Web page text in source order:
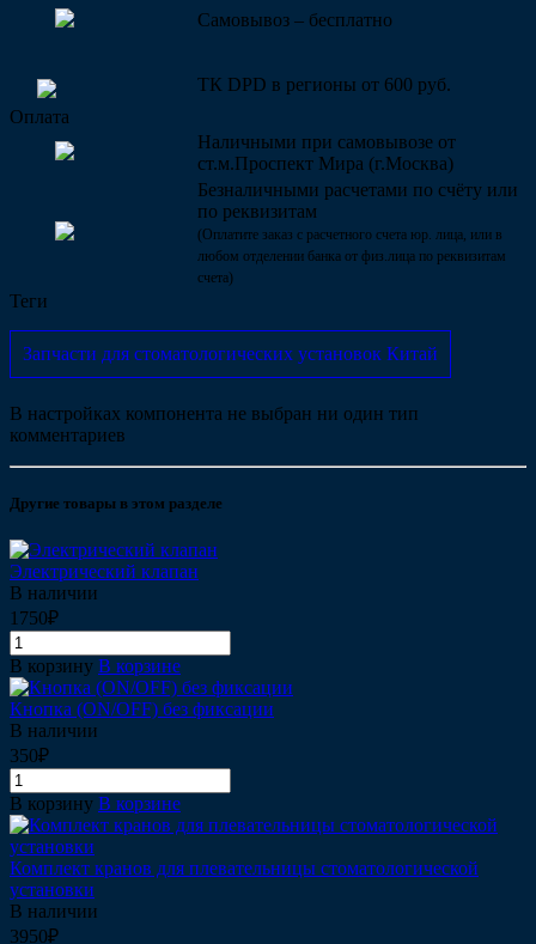
Самовывоз – бесплатно
ТК DPD в регионы от 600 руб.
Оплата
Наличными при самовывозе от
ст.м.Проспект Мира (г.Москва)
Безналичными расчетами по счёту или
по реквизитам
(Оплатите заказ с расчетного счета юр. лица, или в
любом отделении банка от физ.лица по реквизитам
счета)
Теги
Запчасти для стоматологических установок Китай
В настройках компонента не выбран ни один тип
комментариев
Другие товары в этом разделе
Электрический клапан
В наличии
1750₽
В корзину В корзине
Кнопка (ON/OFF) без фиксации
В наличии
350₽
В корзину В корзине
Комплект кранов для плевательницы стоматологической
установки
В наличии
3950₽